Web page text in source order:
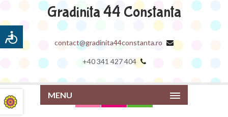
Gradinita 44 Constanta
contact@gradinita44constanta.ro
+40 341 427 404
MENU